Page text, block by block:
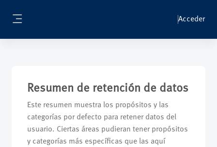
Acceder
Resumen de retención de datos
Este resumen muestra los propósitos y las
categorías por defecto para retener datos del
usuario. Ciertas áreas pudieran tener propósitos
y categorías más específicas que las aquí